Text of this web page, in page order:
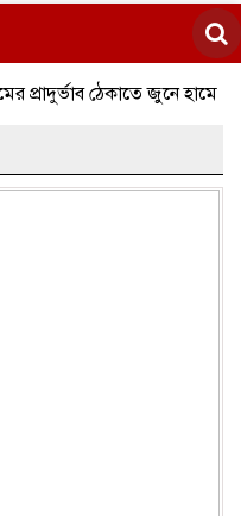
প্রাদুর্ভাব ঠেকাতে জুনে হামের